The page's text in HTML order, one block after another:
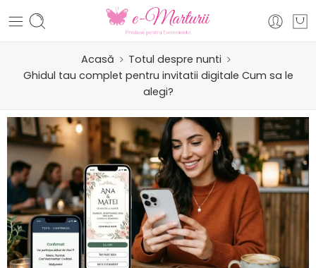
Acasă
Totul despre nunti
Ghidul tau complet pentru invitatii digitale Cum sa le
alegi?